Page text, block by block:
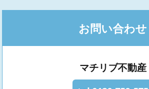
お問い合わせ
マチリブ不動産